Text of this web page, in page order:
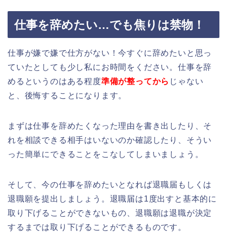
仕事を辞めたい…でも焦りは禁物！
仕事が嫌で嫌で仕方がない！今すぐに辞めたいと思っ
ていたとしても少し私にお時間をください。仕事を辞
めるというのはある程度準備が整ってから じゃない
と、後悔することになります。
まずは仕事を辞めたくなった理由を書き出したり、そ
れを相談できる相手はいないのか確認したり、そうい
った簡単にできることをこなしてしまいましょう。
そして、今の仕事を辞めたいとなれば退職届もしくは
退職願を提出しましょう。退職届は1度出すと基本的に
取り下げることができないもの、退職願は退職が決定
するまでは取り下げることができるものです。